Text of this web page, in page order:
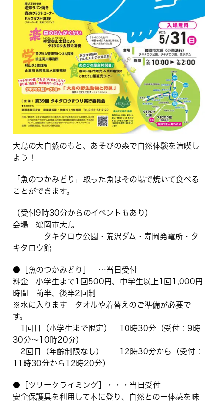
大鳥の大自然のもと、あそびの森で自然体験を満喫し
よう！
「魚のつかみどり」取った魚はその場で焼いて食べる
ことができます。
（受付9時30分からのイベントもあり）
会場 鶴岡市大鳥
タキタロウ公園・荒沢ダム・寿岡発電所・タ
キタロウ館
●［魚のつかみどり］ …当日受付
料金 小学生まで1回500円、中学生以上1回1,000円
時間 前半、後半2回制
※水に入ります タオルや着替えのご準備が必要で
す。
1回目（小学生まで限定） 10時30分（受付：9時
30分〜10時20分）
2回目（年齢制限なし） 12時30分から（受付：
11時30分から12時20分）
●［ツリークライミング］・・・当日受付
安全保護具を利用して木に登り、自然との一体感を味